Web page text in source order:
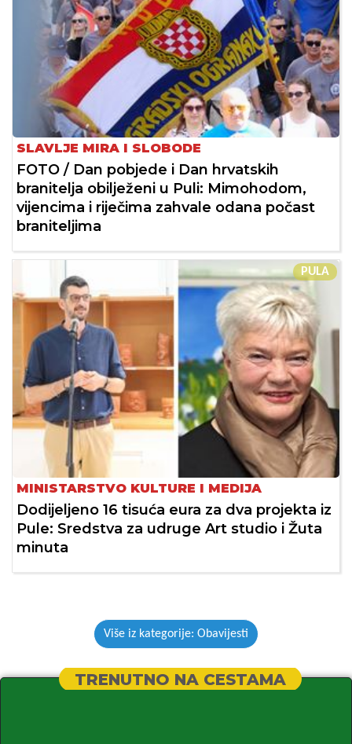
SLAVLJE MIRA I SLOBODE
FOTO / Dan pobjede i Dan hrvatskih
branitelja obilježeni u Puli: Mimohodom,
vijencima i riječima zahvale odana počast
braniteljima
PULA
MINISTARSTVO KULTURE I MEDIJA
Dodijeljeno 16 tisuća eura za dva projekta iz
Pule: Sredstva za udruge Art studio i Žuta
minuta
Više iz kategorije: Obavijesti
TRENUTNO NA CESTAMA